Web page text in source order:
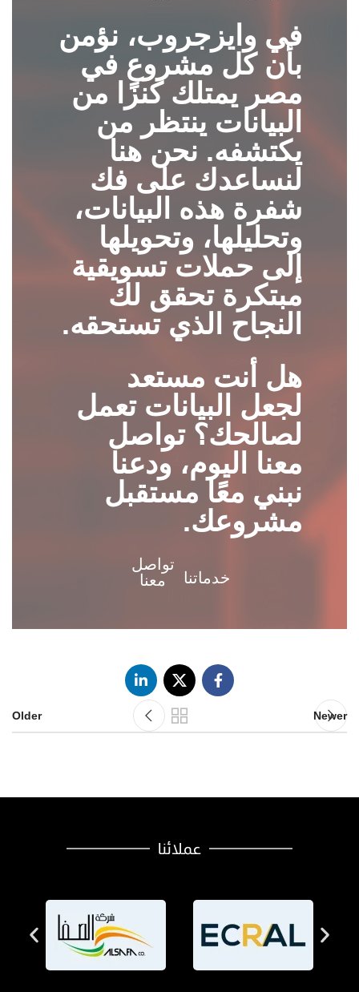
في وايزجروب، نؤمن
بأن كل مشروع في
مصر يمتلك كنزًا من
البيانات ينتظر من
يكتشفه. نحن هنا
لنساعدك على فك
شفرة هذه البيانات،
وتحليلها، وتحويلها
إلى حملات تسويقية
مبتكرة تحقق لك
النجاح الذي تستحقه.
هل أنت مستعد
لجعل البيانات تعمل
لصالحك؟ تواصل
معنا اليوم، ودعنا
نبني معًا مستقبل
مشروعك.
خدماتنا
تواصل
معنا
Newer
Older
عملائنا